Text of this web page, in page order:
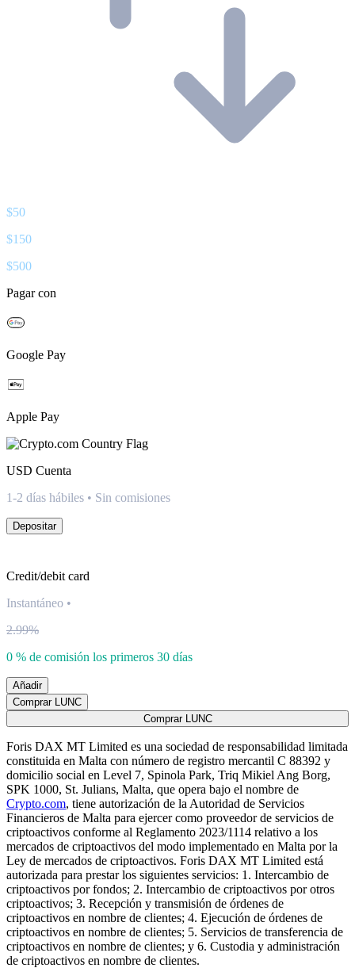
$50
$150
$500
Pagar con
Google Pay
Apple Pay
USD Cuenta
1-2 días hábiles • Sin comisiones
Depositar
Credit/debit card
Instantáneo •
2.99%
0 % de comisión los primeros 30 días
Añadir
Comprar LUNC
Comprar LUNC
Foris DAX MT Limited es una sociedad de responsabilidad limitada
constituida en Malta con número de registro mercantil C 88392 y
domicilio social en Level 7, Spinola Park, Triq Mikiel Ang Borg,
SPK 1000, St. Julians, Malta, que opera bajo el nombre de
Crypto.com, tiene autorización de la Autoridad de Servicios
Financieros de Malta para ejercer como proveedor de servicios de
criptoactivos conforme al Reglamento 2023/1114 relativo a los
mercados de criptoactivos del modo implementado en Malta por la
Ley de mercados de criptoactivos. Foris DAX MT Limited está
autorizada para prestar los siguientes servicios: 1. Intercambio de
criptoactivos por fondos; 2. Intercambio de criptoactivos por otros
criptoactivos; 3. Recepción y transmisión de órdenes de
criptoactivos en nombre de clientes; 4. Ejecución de órdenes de
criptoactivos en nombre de clientes; 5. Servicios de transferencia de
criptoactivos en nombre de clientes; y 6. Custodia y administración
de criptoactivos en nombre de clientes.